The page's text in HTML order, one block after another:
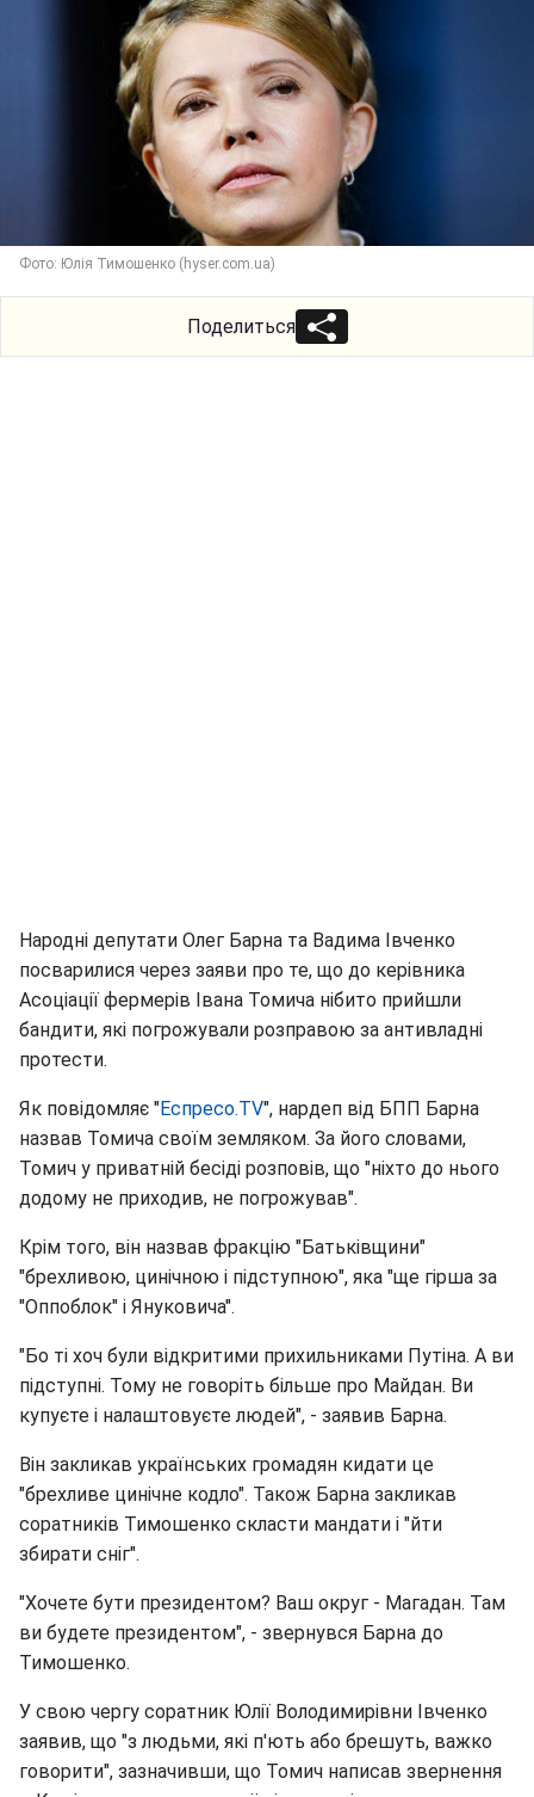
Фото: Юлія Тимошенко (hyser.com.ua)
Поделиться
Народні депутати Олег Барна та Вадима Івченко
посварилися через заяви про те, що до керівника
Асоціації фермерів Івана Томича нібито прийшли
бандити, які погрожували розправою за антивладні
протести.
Як повідомляє "Еспресо.TV", нардеп від БПП Барна
назвав Томича своїм земляком. За його словами,
Томич у приватній бесіді розповів, що "ніхто до нього
додому не приходив, не погрожував".
Крім того, він назвав фракцію "Батьківщини"
"брехливою, цинічною і підступною", яка "ще гірша за
"Оппоблок" і Януковича".
"Бо ті хоч були відкритими прихильниками Путіна. А ви
підступні. Тому не говоріть більше про Майдан. Ви
купуєте і налаштовуєте людей", - заявив Барна.
Він закликав українських громадян кидати це
"брехливе цинічне кодло". Також Барна закликав
соратників Тимошенко скласти мандати і "йти
збирати сніг".
"Хочете бути президентом? Ваш округ - Магадан. Там
ви будете президентом", - звернувся Барна до
Тимошенко.
У свою чергу соратник Юлії Володимирівни Івченко
заявив, що "з людьми, які п'ють або брешуть, важко
говорити", зазначивши, що Томич написав звернення